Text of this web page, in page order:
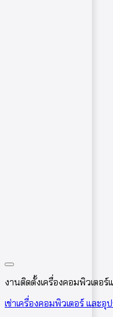
งานติดตั้งเครื่องคอมพิวเตอ
เช่าเครื่องคอมพิวเตอร์ และ